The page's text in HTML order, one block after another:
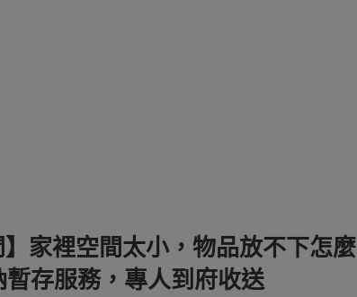
】家裡空間太小，物品放不下怎麼
存服務，專人到府收送